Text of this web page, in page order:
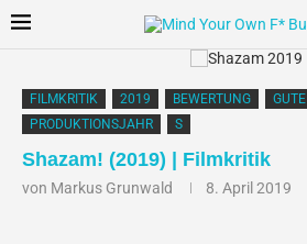
FILMKRITIK 2019 BEWERTUNG
PRODUKTIONSJAHR
S
Shazam! (2019) | Filmkritik
von Markus Grunwald 8. April 2019